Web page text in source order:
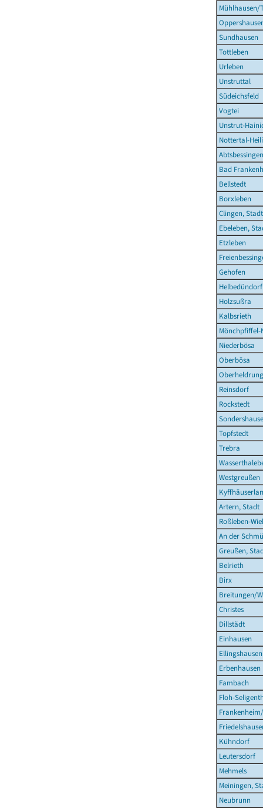
Mühlhausen/
Sundhausen
Tottleben
Urleben
Unstruttal
Südeichsfeld
Vogtei
Unstrut-
Nottertal-
Abtsbessingen
Bad
Bellstedt
Borxleben
Clingen, Stadt
Ebeleben,
Etzleben
Gehofen
Helbedündorf
Holzsußra
Kalbsrieth
Niederbösa
Oberbösa
Reinsdorf
Rockstedt
Topfstedt
Trebra
Westgreußen
Artern, Stadt
Roßleben-
An der
Greußen,
Belrieth
Birx
Breitungen/
Christes
Dillstädt
Einhausen
Ellingshausen
Erbenhausen
Fambach
Floh-
Kühndorf
Leutersdorf
Mehmels
Meiningen,
Neubrunn